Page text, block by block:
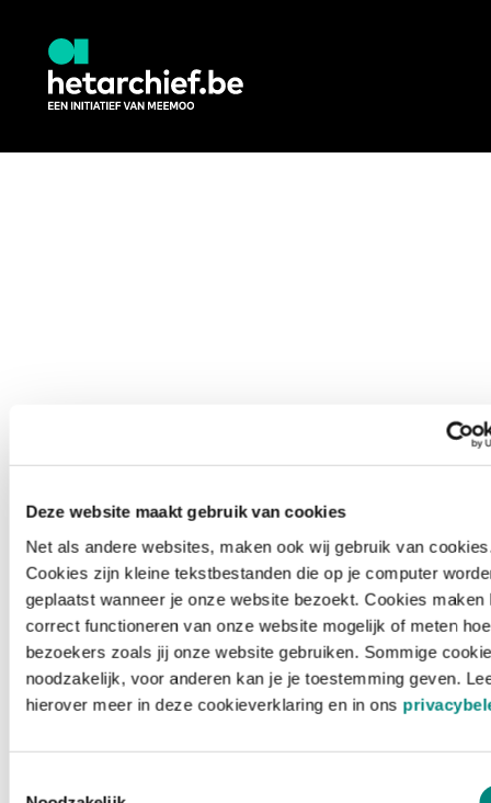
Deze website maakt gebruik van cookies
Net als andere websites, maken ook wij gebruik van
Cookies zijn kleine tekstbestanden die op je computer
geplaatst wanneer je onze website bezoekt. Cookies maken
correct functioneren van onze website mogelijk of meten hoe
bezoekers zoals jij onze website gebruiken. Sommige
noodzakelijk, voor anderen kan je je toestemming geven.
hierover meer in deze cookieverklaring en in ons